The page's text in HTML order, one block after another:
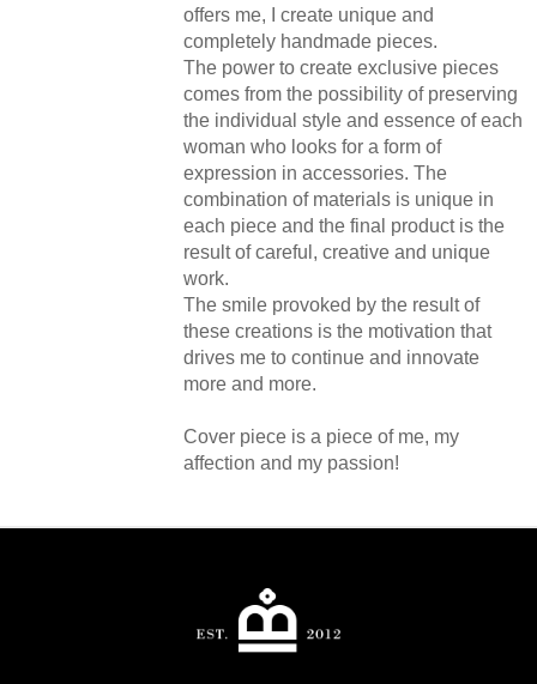
offers me, I create unique and
completely handmade pieces.
The power to create exclusive pieces
comes from the possibility of preserving
the individual style and essence of each
woman who looks for a form of
expression in accessories. The
combination of materials is unique in
each piece and the final product is the
result of careful, creative and unique
work.
The smile provoked by the result of
these creations is the motivation that
drives me to continue and innovate
more and more.
Cover piece is a piece of me, my
affection and my passion!